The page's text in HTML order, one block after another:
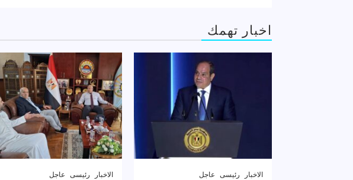
اخبار تهمك
الاخبار رئيسى عاجل الاخبار رئيسى عاجل